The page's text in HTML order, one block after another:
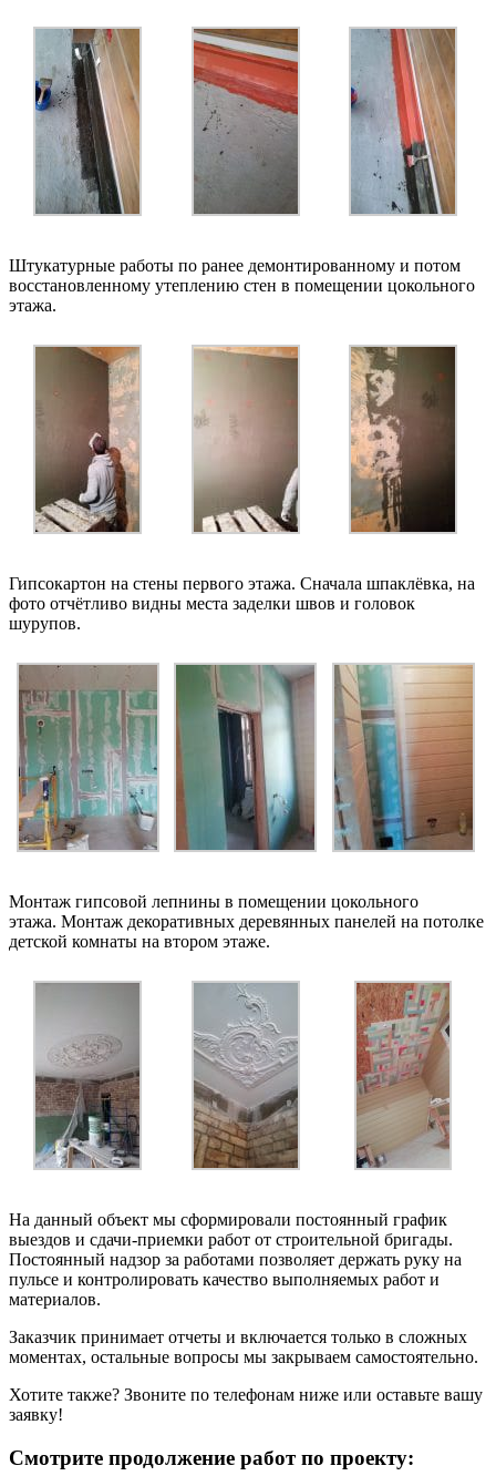
Штукатурные работы по ранее демонтированному и потом
восстановленному утеплению стен в помещении цокольного
этажа.
Гипсокартон на стены первого этажа. Сначала шпаклёвка, на
фото отчётливо видны места заделки швов и головок
шурупов.
Монтаж гипсовой лепнины в помещении цокольного
этажа. Монтаж декоративных деревянных панелей на потолке
детской комнаты на втором этаже.
На данный объект мы сформировали постоянный график
выездов и сдачи-приемки работ от строительной бригады.
Постоянный надзор за работами позволяет держать руку на
пульсе и контролировать качество выполняемых работ и
материалов.
Заказчик принимает отчеты и включается только в сложных
моментах, остальные вопросы мы закрываем самостоятельно.
Хотите также? Звоните по телефонам ниже или оставьте вашу
заявку!
Смотрите продолжение работ по проекту: